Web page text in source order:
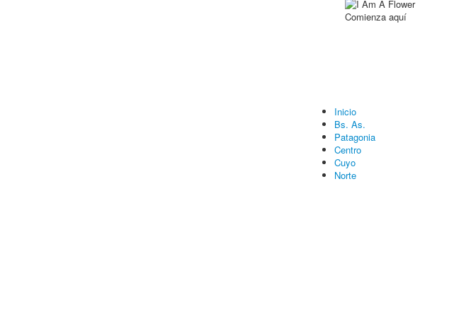
Comienza aquí
Inicio
Bs. As.
Patagonia
Centro
Cuyo
Norte